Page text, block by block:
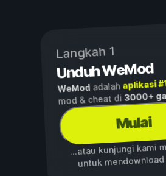
Langkah 1
Unduh WeMod
WeMod adalah aplikasi
mod & cheat di3000+
Mulai
...atau kunjungi kami
untuk